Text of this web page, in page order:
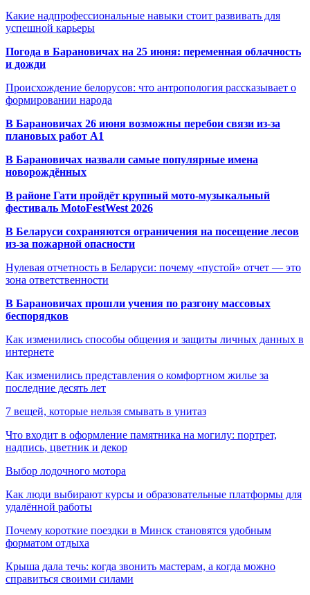
Какие надпрофессиональные навыки стоит развивать для
успешной карьеры
Погода в Барановичах на 25 июня: переменная облачность
и дожди
Происхождение белорусов: что антропология рассказывает о
формировании народа
В Барановичах 26 июня возможны перебои связи из-за
плановых работ A1
В Барановичах назвали самые популярные имена
новорождённых
В районе Гати пройдёт крупный мото-музыкальный
фестиваль MotoFestWest 2026
В Беларуси сохраняются ограничения на посещение лесов
из-за пожарной опасности
Нулевая отчетность в Беларуси: почему «пустой» отчет — это
зона ответственности
В Барановичах прошли учения по разгону массовых
беспорядков
Как изменились способы общения и защиты личных данных в
интернете
Как изменились представления о комфортном жилье за
последние десять лет
7 вещей, которые нельзя смывать в унитаз
Что входит в оформление памятника на могилу: портрет,
надпись, цветник и декор
Выбор лодочного мотора
Как люди выбирают курсы и образовательные платформы для
удалённой работы
Почему короткие поездки в Минск становятся удобным
форматом отдыха
Крыша дала течь: когда звонить мастерам, а когда можно
справиться своими силами